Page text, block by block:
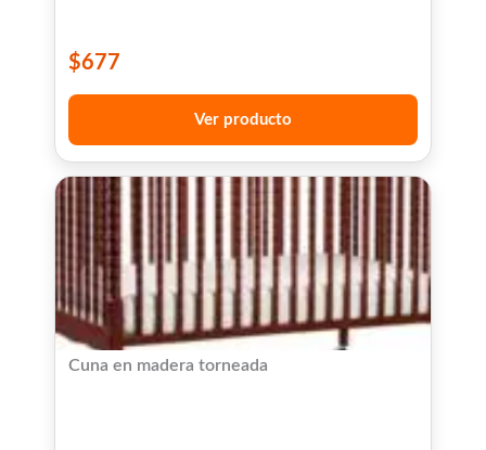
$677
Ver producto
Cuna en madera torneada